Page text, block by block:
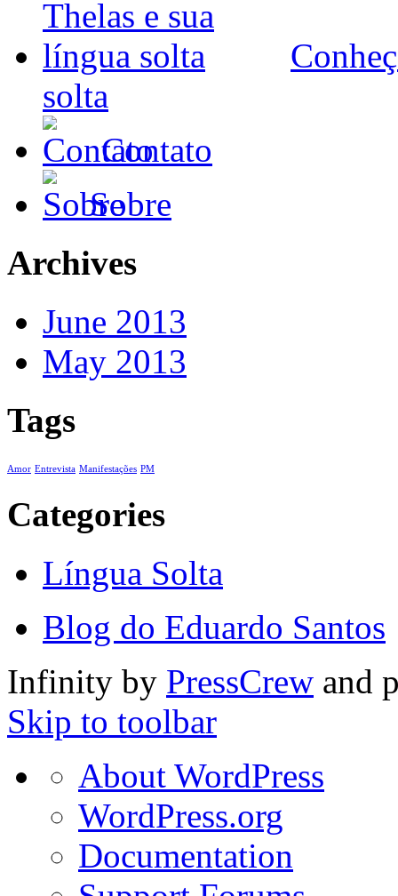
solta
Contato
Sobre
Archives
June 2013
May 2013
Tags
Amor Entrevista Manifestações PM
Categories
Língua Solta
Blog do Eduardo Santos
Infinity by PressCrew and
Skip to toolbar
WordPressAbout WordPress
WordPress.org
Documentation